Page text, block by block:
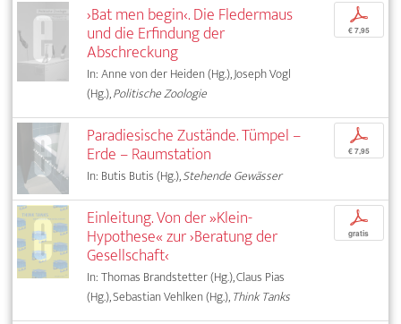
›Bat men begin‹. Die Fledermaus
und die Erfindung der
Abschreckung
In: Anne von der Heiden (Hg.), Joseph Vogl
(Hg.),Politische Zoologie
p
€ 7,95
Paradiesische Zustände. Tümpel –
Erde – Raumstation
In: Butis Butis (Hg.),Stehende Gewässer
p
€ 7,95
Einleitung. Von der »Klein-
Hypothese« zur ›Beratung der
Gesellschaft‹
In: Thomas Brandstetter (Hg.), Claus Pias
(Hg.), Sebastian Vehlken (Hg.),Think Tanks
p
gratis